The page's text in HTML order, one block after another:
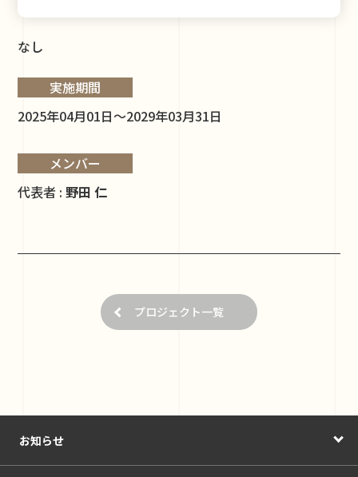
なし
実施期間
2025年04月01日～2029年03月31日
メンバー
代表者 : 野田 仁
プロジェクト一覧
お知らせ